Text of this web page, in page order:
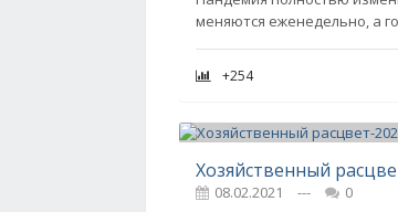
меняются еженедельно, а
+254
Хозяйственный
08.02.2021 ---
0